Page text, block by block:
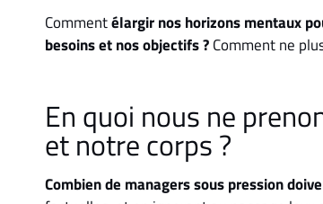
Commentélargir nos horizons mentaux
besoins et nos objectifs ?Comment ne
En quoi nous ne
et notre corps ?
Combien de managers sous pression